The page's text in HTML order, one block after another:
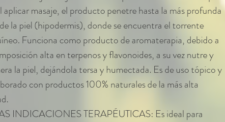
aplicar masaje, el producto penetre hasta la más profunda
la piel (hipodermis), donde se encuentra el torrente
Funciona como producto de aromaterapia, debido a
alta en terpenos y flavonoides, a su vez nutre y
la piel, dejándola tersa y humectada. Es de uso tópico y
con productos 100% naturales de la más alta
INDICACIONES TERAPÉUTICAS: Es ideal para